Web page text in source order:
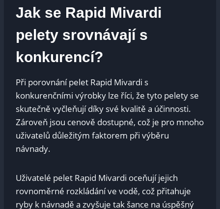
Jak se Rapid Mivardi
pelety srovnávají s
konkurencí?
Při porovnání ⁤pelet Rapid Mivardi s
konkurenčními výrobky lze ​říci, že tyto pelety se
skutečně vyčleňují ⁤díky ⁢své kvalitě​ a ⁣účinnosti.
⁢Zároveň jsou cenově dostupné, což je pro‍ mnoho
uživatelů ‍důležitým faktorem ⁣při výběru
návnady.
Uživatelé pelet Rapid Mivardi oceňují jejich
rovnoměrné rozkládání ve ⁤vodě, což⁣ přitahuje
ryby k návnadě a zvyšuje ‍tak šance na úspěšný‌